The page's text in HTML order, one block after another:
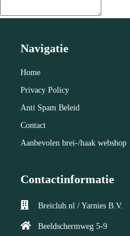
Navigatie
Home
Privacy Policy
Anti Spam Beleid
Contact
Aanbevolen brei-/haak webshop
Contactinformatie
Breiclub.nl / Yarnies B.V.
Beeldschermweg 5-9